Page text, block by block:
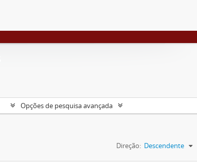
Opções de pesquisa avançada
Direção: Descendente